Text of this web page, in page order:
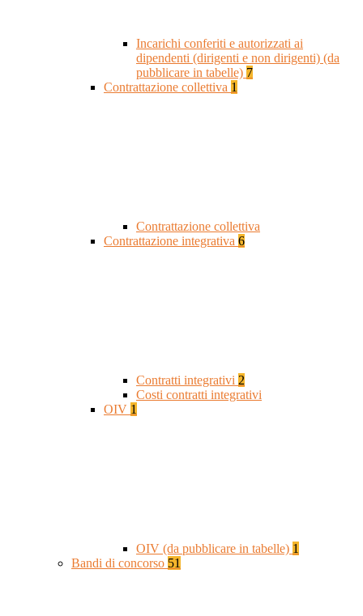
Incarichi conferiti e autorizzati ai
dipendenti (dirigenti e non dirigenti) (da
pubblicare in tabelle) 7
Contrattazione collettiva 1
Contrattazione collettiva
Contrattazione integrativa 6
Contratti integrativi 2
Costi contratti integrativi
OIV 1
OIV (da pubblicare in tabelle) 1
Bandi di concorso 51